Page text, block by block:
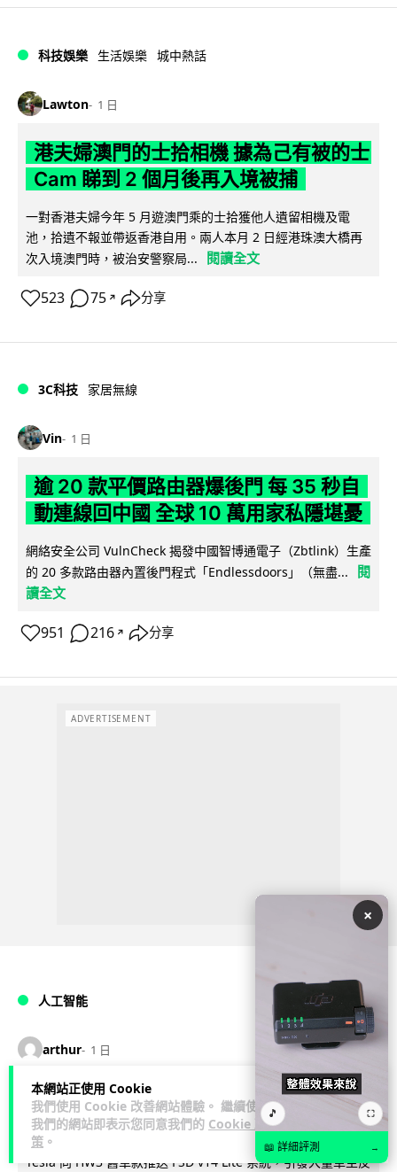
本網站正使用 Cookie
我們使用 Cookie 改善網站體驗。 繼續使用
我們的網站即表示您同意我們的 Cookie 政
策 。
科技娛樂 生活娛樂 城中熱話
Lawton 1 日
港夫婦澳門的士拾相機 據為己有被的士
Cam 睇到 2 個月後再入境被捕
一對香港夫婦今年 5 月遊澳門乘的士拾獲他人遺留相機及電
池，拾遺不報並帶返香港自用。兩人本月 2 日經港珠澳大橋再
次入境澳門時，被治安警察局...
閱讀全文
523 75 ↗ 分享
3C科技 家居無線
Vin 1 日
逾 20 款平價路由器爆後門 每 35 秒自
動連線回中國 全球 10 萬用家私隱堪憂
網絡安全公司 VulnCheck 揭發中國智博通電子（Zbtlink）生產
的 20 多款路由器內置後門程式「Endlessdoors」（無盡...
閱
讀全文
951 216 ↗ 分享
ADVERTISEMENT
人工智能
arthur 1 日
Tesla HW3 舊硬件裝 FSD v14 Lite 頻
現過熱 部分電腦損毀車主須自費維修
Tesla 向 HW3 舊車款推送 FSD v14 Lite 系統，引發大量車主反
×
🎵 ⛶
📖 詳細評測 →